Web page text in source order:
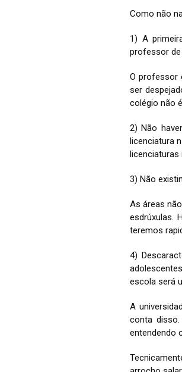
Como não
1) A
professor de
O professor
ser
colégio não
2) Não
licenciatura
licenciaturas
3) Não
As áreas
esdrúxulas.
teremos
4)
escola será
A
conta
entendendo